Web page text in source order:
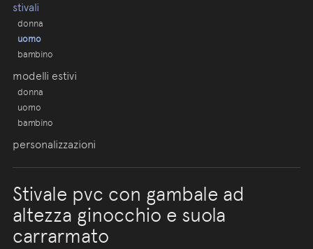
stivali
donna
uomo
bambino
modelli estivi
donna
uomo
bambino
personalizzazioni
Stivale pvc con gambale ad
altezza ginocchio e suola
carrarmato